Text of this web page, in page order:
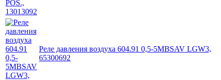
Реле давления воздуха 604.91 0,5-5MBSAV LGW3,
65300692